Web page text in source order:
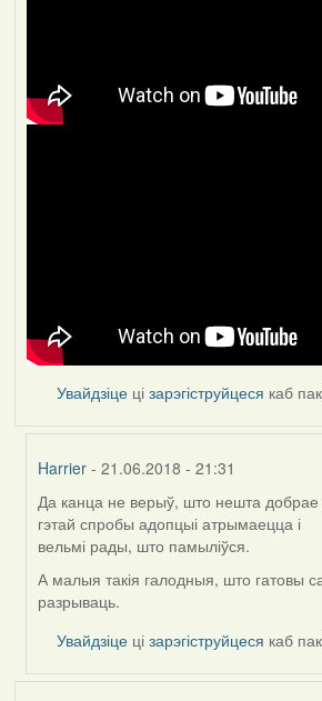
Увайдзіце цізарэгіструйцеся каб
Harrier - 21.06.2018 - 21:31
In
reply
to
by
Feather
Да канца не верыў, што нешта добрае
гэтай спробы адопцыі атрымаецца і
вельмі рады, што памыліўся.
А малыя такія галодныя, што гатовы
разрываць.
Увайдзіце цізарэгіструйцеся каб